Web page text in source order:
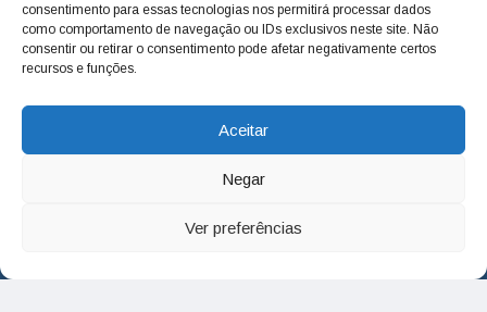
consentimento para essas tecnologias nos permitirá processar dados
como comportamento de navegação ou IDs exclusivos neste site. Não
consentir ou retirar o consentimento pode afetar negativamente certos
recursos e funções.
Aceitar
Negar
Ver preferências
deixamos de lado as necessidades do cidadão, sempre
questionando os órgãos públicos em busca de melhorias
para a cidade e sempre cobrando resoluções para casos
adm@jtv.com.br
(19) 3929-6225